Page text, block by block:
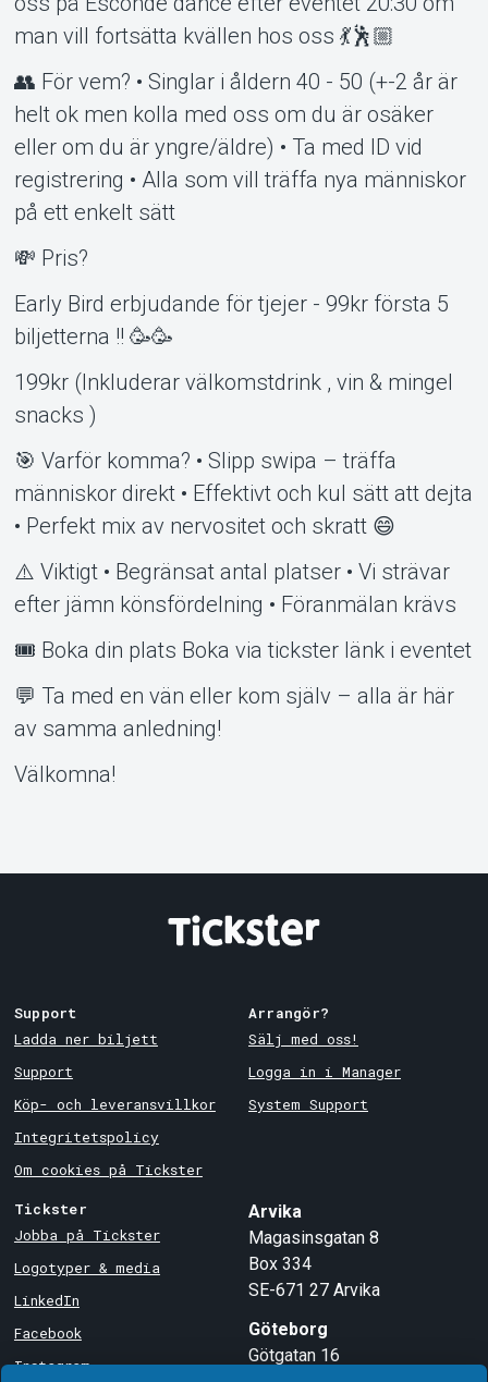
man vill fortsätta kvällen hos oss 💃🕺🏼
👥 För vem? • Singlar i åldern 40 - 50 (+-2 år är
helt ok men kolla med oss om du är osäker
eller om du är yngre/äldre) • Ta med ID vid
registrering • Alla som vill träffa nya människor
på ett enkelt sätt
💸 Pris?
Early Bird erbjudande för tjejer - 99kr första 5
biljetterna !! 🥳🥳
199kr (Inkluderar välkomstdrink , vin & mingel
snacks )
🎯 Varför komma? • Slipp swipa – träffa
människor direkt • Effektivt och kul sätt att dejta
• Perfekt mix av nervositet och skratt 😄
⚠️ Viktigt • Begränsat antal platser • Vi strävar
efter jämn könsfördelning • Föranmälan krävs
🎟 Boka din plats Boka via tickster länk i eventet
💬 Ta med en vän eller kom själv – alla är här
av samma anledning!
Välkomna!
Mer från Esconde Dance
Speeddating Event - Champagne&Dance
(40-50y)🍾💃
7 aug 2026, ESCONDE EVENTS, Göteborg
Ladda ner biljett
Sälj med oss!